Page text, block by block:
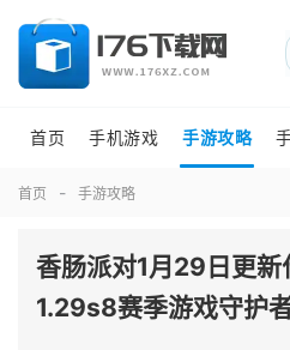
首页 手机游戏 手游攻略
首页 手游攻略
香肠派对1月29日更新
1.29s8赛季游戏守护